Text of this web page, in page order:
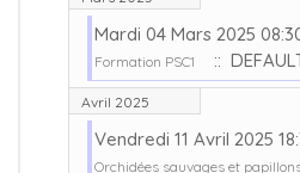
Mardi 04 Mars 2025
Formation PSC1 ::
Avril 2025
Vendredi 11 Avril 2025
Orchidées sauvages et